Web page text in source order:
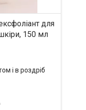
для
150 мл
і в роздріб